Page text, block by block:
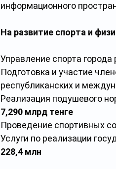
информационного
На развитие спорта и
Управление спорта города
Подготовка и участие
республиканских и
Реализация подушевого
7,290 млрд тенге
Проведение спортивных
Услуги по реализации
228,4 млн